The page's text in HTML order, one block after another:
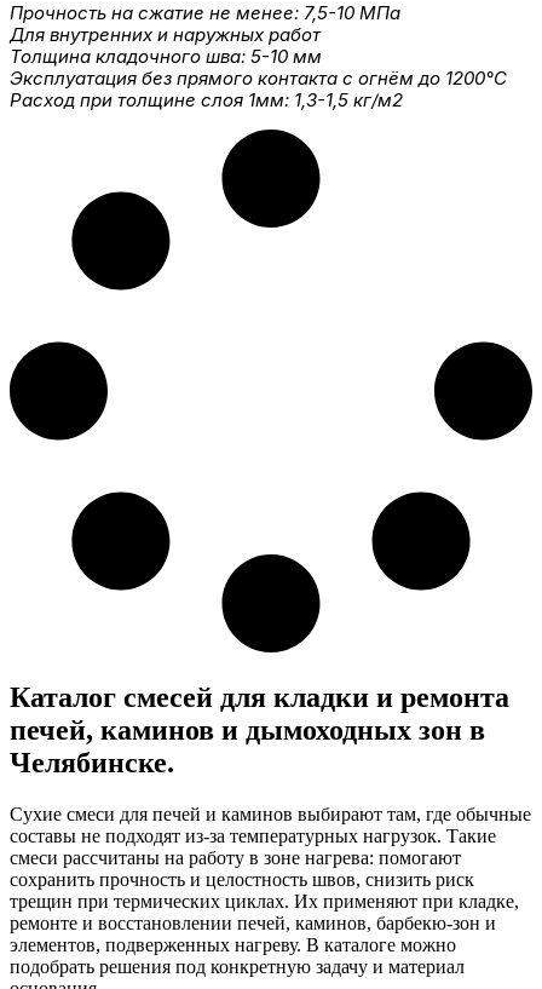
Прочность на сжатие не менее: 7,5-10 МПа
Для внутренних и наружных работ
Толщина кладочного шва: 5-10 мм
Эксплуатация без прямого контакта с огнём до 1200°С
Расход при толщине слоя 1мм: 1,3-1,5 кг/м2
Каталог смесей для кладки и ремонта
печей, каминов и дымоходных зон в
Челябинске.
Сухие смеси для печей и каминов выбирают там, где обычные
составы не подходят из-за температурных нагрузок. Такие
смеси рассчитаны на работу в зоне нагрева: помогают
сохранить прочность и целостность швов, снизить риск
трещин при термических циклах. Их применяют при кладке,
ремонте и восстановлении печей, каминов, барбекю-зон и
элементов, подверженных нагреву. В каталоге можно
подобрать решения под конкретную задачу и материал